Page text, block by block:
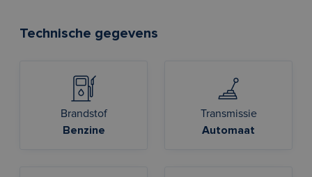
Technische gegevens
Brandstof
Benzine
Transmissie
Automaat